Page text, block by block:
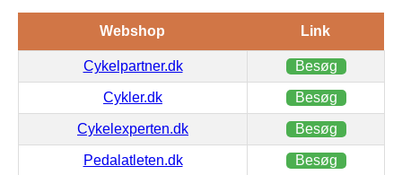
Webshop Link
Cykelpartner.dk Besøg
Cykler.dk Besøg
Cykelexperten.dk Besøg
Pedalatleten.dk Besøg